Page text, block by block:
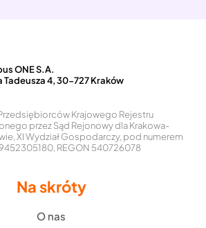
ONE S.A.
Tadeusza 4, 30-727 Kraków
Krajowego Rejestru
przez Sąd Rejonowy dla Krakowa-
XI Wydział Gospodarczy, pod numerem
9452305180, REGON 540726078
Na skróty
O nas